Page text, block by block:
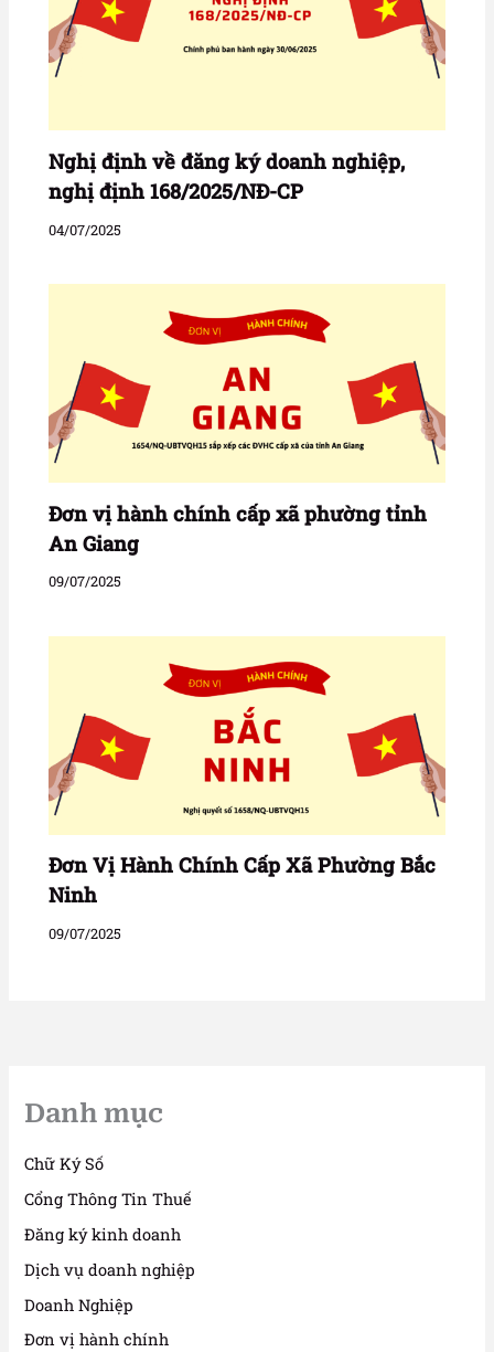
Nghị định về đăng ký doanh nghiệp,
nghị định 168/2025/NĐ-CP
04/07/2025
Đơn vị hành chính cấp xã phường tỉnh
An Giang
09/07/2025
Đơn Vị Hành Chính Cấp Xã Phường Bắc
Ninh
09/07/2025
Danh mục
Chữ Ký Số
Cổng Thông Tin Thuế
Đăng ký kinh doanh
Dịch vụ doanh nghiệp
Doanh Nghiệp
Đơn vị hành chính